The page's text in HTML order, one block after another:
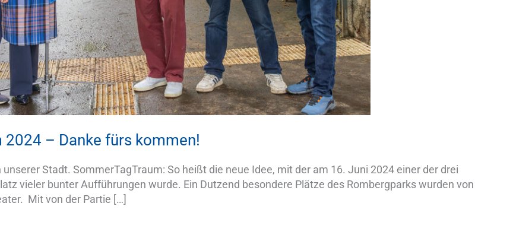
2024 – Danke fürs kommen!
Stadt. SommerTagTraum: So heißt die neue Idee, mit der am 16. Juni 2024 einer der drei
vieler bunter Aufführungen wurde. Ein Dutzend besondere Plätze des Rombergparks wurden von
Mit von der Partie […]